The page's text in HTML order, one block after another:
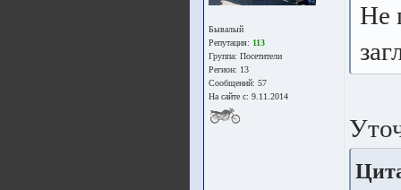
Бывалый
Репутация: 113
Группа: Посетители
Регион: 13
Сообщений: 57
На сайте с: 9.11.2014
Не